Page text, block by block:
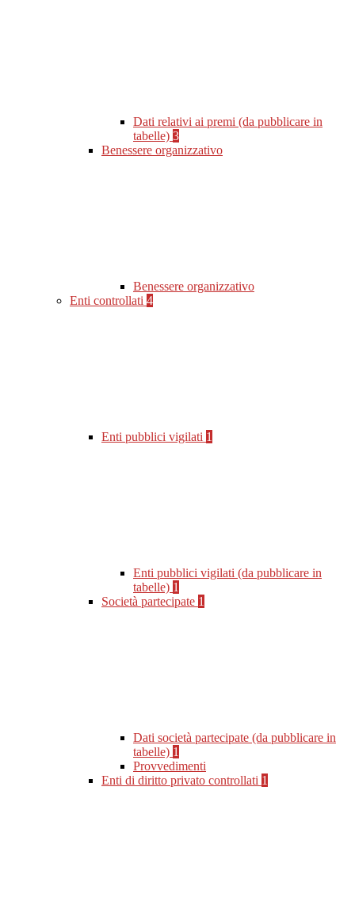
Dati relativi ai premi (da pubblicare in
tabelle) 3
Benessere organizzativo
Benessere organizzativo
Enti controllati 4
Enti pubblici vigilati 1
Enti pubblici vigilati (da pubblicare in
tabelle) 1
Società partecipate 1
Dati società partecipate (da pubblicare in
tabelle) 1
Provvedimenti
Enti di diritto privato controllati 1